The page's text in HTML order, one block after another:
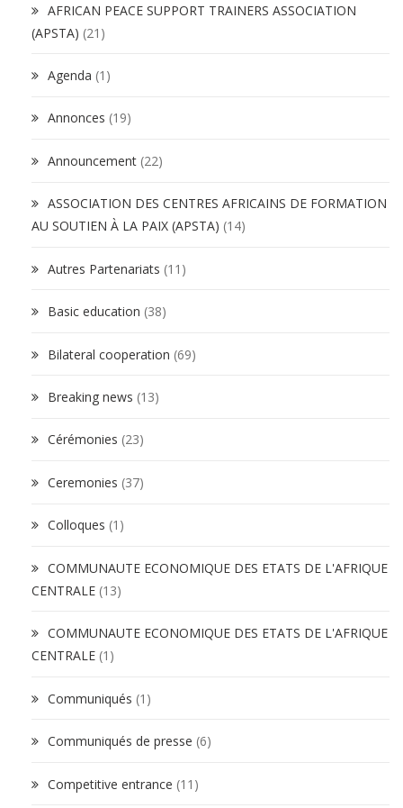
AFRICAN PEACE SUPPORT TRAINERS ASSOCIATION
(APSTA) (21)
Agenda (1)
Annonces (19)
Announcement (22)
ASSOCIATION DES CENTRES AFRICAINS DE FORMATION
AU SOUTIEN À LA PAIX (APSTA) (14)
Autres Partenariats (11)
Basic education (38)
Bilateral cooperation (69)
Breaking news (13)
Cérémonies (23)
Ceremonies (37)
Colloques (1)
COMMUNAUTE ECONOMIQUE DES ETATS DE L'AFRIQUE
CENTRALE (13)
COMMUNAUTE ECONOMIQUE DES ETATS DE L'AFRIQUE
CENTRALE (1)
Communiqués (1)
Communiqués de presse (6)
Competitive entrance (11)